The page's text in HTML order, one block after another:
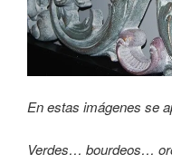
En estas imágenes se
Verdes… bourdeos…